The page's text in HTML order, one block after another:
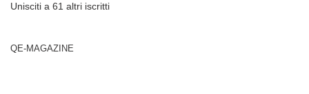
Unisciti a 61 altri iscritti
QE-MAGAZINE